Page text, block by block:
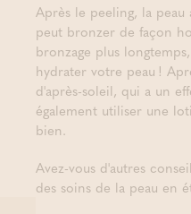
Après le peeling, la
peut bronzer de façon
bronzage plus
hydrater votre peau !
d'après-soleil, qui a un
également utiliser une
bien.
Avez-vous d'autres
des soins de la peau en